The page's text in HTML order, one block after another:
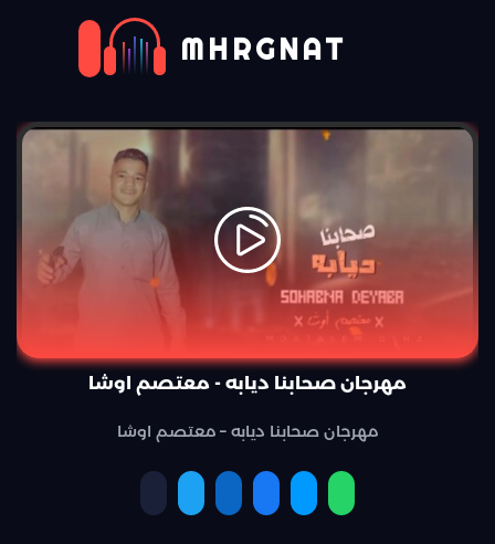
MHRGNAT
مهرجان صحابنا ديابه - معتصم اوشا
مهرجان صحابنا ديابه – معتصم اوشا